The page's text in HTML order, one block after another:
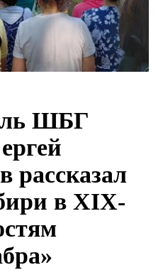
ШБГ
рассказал
в XIX-